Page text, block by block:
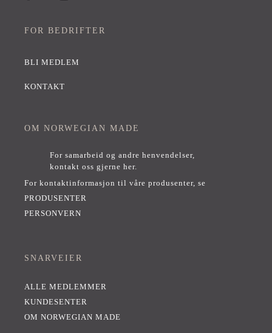
FOR BEDRIFTER
BLI MEDLEM
KONTAKT
OM NORWEGIAN MADE
For samarbeid og andre henvendelser,
kontakt oss gjerne her.
For kontaktinformasjon til våre produsenter, se
PRODUSENTER
PERSONVERN
SNARVEIER
ALLE MEDLEMMER
KUNDESENTER
OM NORWEGIAN MADE